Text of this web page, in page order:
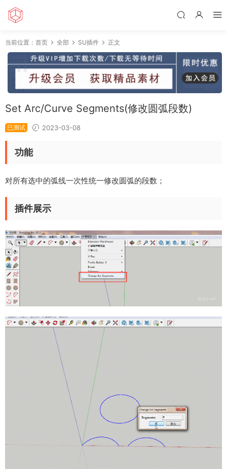
当前位置： 首页 全部 SU插件 正文
Set Arc/Curve Segments(修改圆弧段数)
已测试 2023-03-08
功能
对所有选中的弧线一次性统一修改圆弧的段数；
插件展示